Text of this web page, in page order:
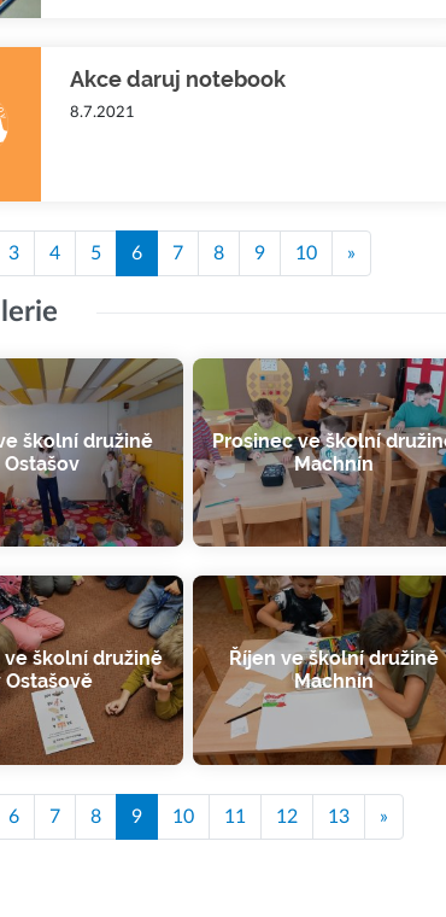
Akce daruj notebook
8.7.2021
3 4 5 6 7 8 9 10 »
školní družině
Ostašov
Prosinec ve školní
Machnín
ve školní družině
Ostašově
Říjen ve školní družině
Machnín
6 7 8 9 10 11 12 13 »